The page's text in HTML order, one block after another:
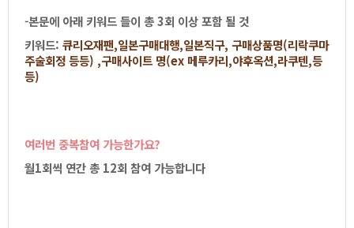
-본문에아래키워드들이총3회이상포함될것
키워드: 큐리오재팬,일본구매대행,일본직구,구매상품명(리락쿠마
주술회정등등),구매사이트명(ex메루카리,야후옥션,라쿠텐,등
등)
여러번중복참여가능한가요?
월1회씩연간총12회참여가능합니다